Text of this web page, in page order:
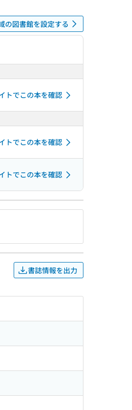
の図書館を設定する
トでこの本を確認
トでこの本を確認
トでこの本を確認
書誌情報を出力